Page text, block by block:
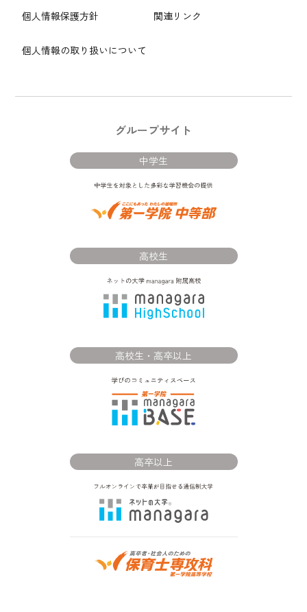
個人情報保護方針
個人情報の取り扱いについて
関連リンク
グループサイト
中学生
高校生
高校生・高卒以上
高卒以上